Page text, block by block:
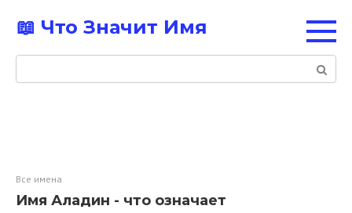
контенту
📖 Что Значит Имя
Поиск:
Все имена
Имя Аладин - что означает